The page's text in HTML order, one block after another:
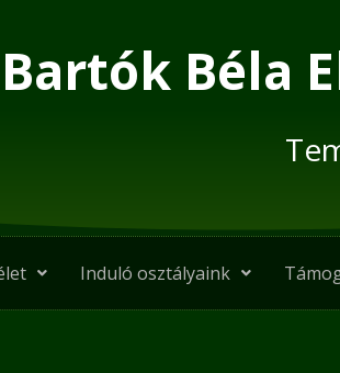
Bartók Béla
Induló osztályaink